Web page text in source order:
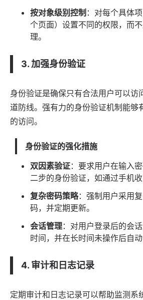
按对象级别控制 ：对每个具体
个页面）设置不同的权限，而
理。
3. 加强身份验证
身份验证是确保只有合法用户可以访
道防线。强有力的身份验证机制能够
的访问。
身份验证的强化措施
双因素验证：要求用户在输入
二步的身份验证，如通过手机收
复杂密码策略：强制用户采用
码，并定期更新。
会话管理：对用户登录后的会
时间，并在长时间未操作后自动
4. 审计和日志记录
定期审计和日志记录可以帮助监测系